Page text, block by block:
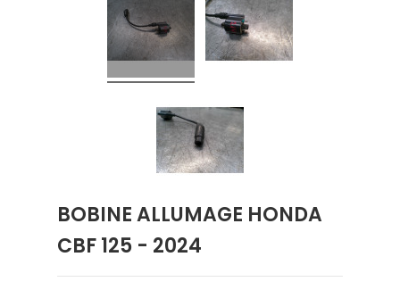
BOBINE ALLUMAGE HONDA
CBF 125 - 2024